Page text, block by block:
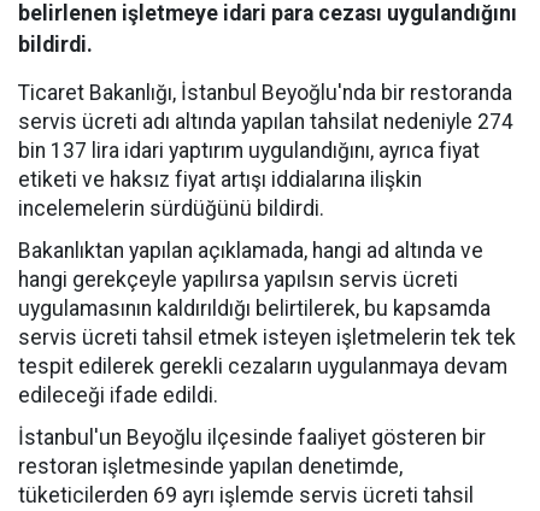
belirlenen işletmeye idari para cezası uygulandığını
bildirdi.
Ticaret Bakanlığı, İstanbul Beyoğlu'nda bir restoranda
servis ücreti adı altında yapılan tahsilat nedeniyle 274
bin 137 lira idari yaptırım uygulandığını, ayrıca fiyat
etiketi ve haksız fiyat artışı iddialarına ilişkin
incelemelerin sürdüğünü bildirdi.
Bakanlıktan yapılan açıklamada, hangi ad altında ve
hangi gerekçeyle yapılırsa yapılsın servis ücreti
uygulamasının kaldırıldığı belirtilerek, bu kapsamda
servis ücreti tahsil etmek isteyen işletmelerin tek tek
tespit edilerek gerekli cezaların uygulanmaya devam
edileceği ifade edildi.
İstanbul'un Beyoğlu ilçesinde faaliyet gösteren bir
restoran işletmesinde yapılan denetimde,
tüketicilerden 69 ayrı işlemde servis ücreti tahsil